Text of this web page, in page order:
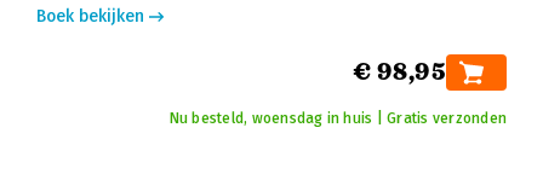
Boek bekijken
€ 98,95
Nu besteld, woensdag in huis | Gratis verzonden